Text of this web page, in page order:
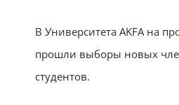
В Университета AKFA на
прошли выборы новых
студентов.